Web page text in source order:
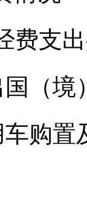
费支
国（
车购